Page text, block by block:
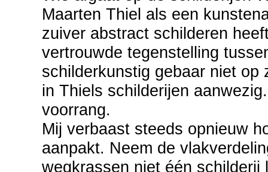
Maarten Thiel als een
zuiver abstract schilderen
vertrouwde tegenstelling
schilderkunstig gebaar niet
in Thiels schilderijen
voorrang.
Mij verbaast steeds opnieuw
aanpakt. Neem de
wegkrassen niet één schilderij